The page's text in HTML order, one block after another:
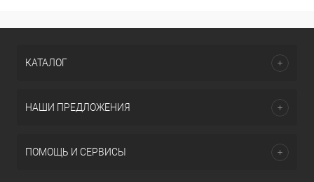
КАТАЛОГ
НАШИ ПРЕДЛОЖЕНИЯ
ПОМОЩЬ И СЕРВИСЫ